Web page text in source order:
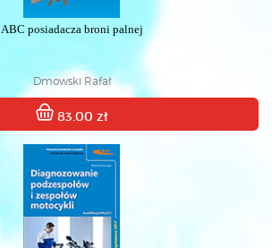
ABC posiadacza broni palnej
Dmowski Rafał
83.00 zł